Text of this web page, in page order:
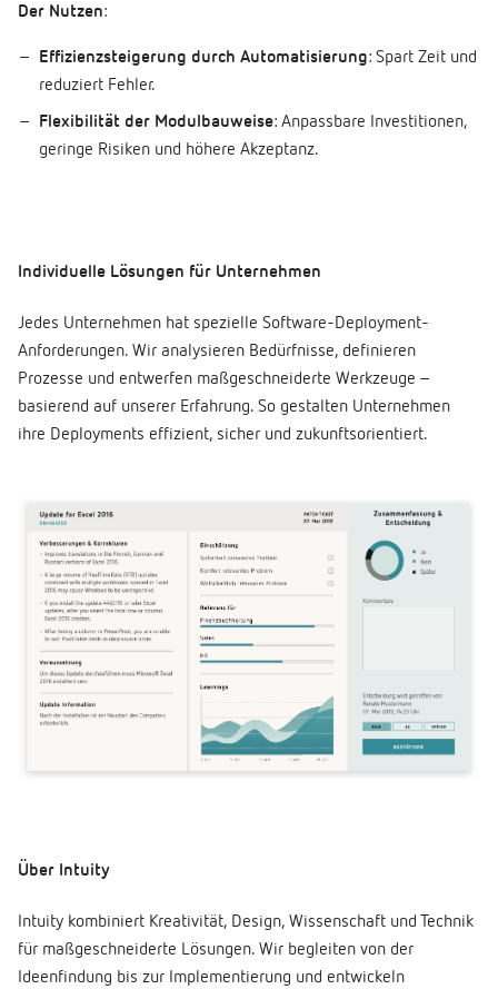
Der Nutzen:
Effizienzsteigerung durch Automatisierung: Spart Zeit und
reduziert Fehler.
Flexibilität der Modulbauweise: Anpassbare Investitionen,
geringe Risiken und höhere Akzeptanz.
Individuelle Lösungen für Unternehmen
Jedes Unternehmen hat spezielle Software-Deployment-
Anforderungen. Wir analysieren Bedürfnisse, definieren
Prozesse und entwerfen maßgeschneiderte Werkzeuge –
basierend auf unserer Erfahrung. So gestalten Unternehmen
ihre Deployments effizient, sicher und zukunftsorientiert.
Über Intuity
Intuity kombiniert Kreativität, Design, Wissenschaft und Technik
für maßgeschneiderte Lösungen. Wir begleiten von der
Ideenfindung bis zur Implementierung und entwickeln